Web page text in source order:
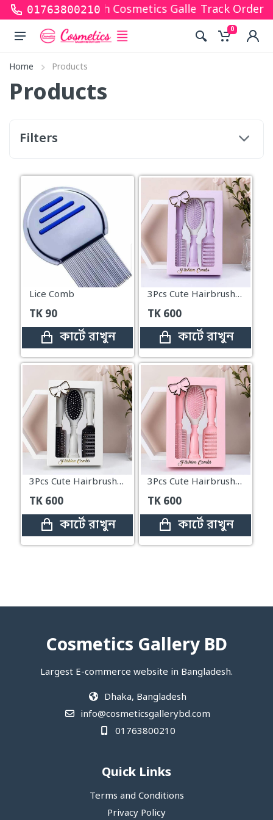
01763800210
for shopping with Cosmetics Gallery Bd. Hope
Track Order
0
Home Products
Products
Filters
Lice Comb
TK 90
কার্টে রাখুন
3Pcs Cute Hairbrush Cat Paw Long Handle – Lavender Purple
TK 600
কার্টে রাখুন
3Pcs Cute Hairbrush Cat Paw Long Handle – Black
TK 600
কার্টে রাখুন
3Pcs Cute Hairbrush Cat Paw Long Handle – Pink
TK 600
কার্টে রাখুন
Cosmetics Gallery BD
Largest E-commerce website in Bangladesh.
Dhaka, Bangladesh
info@cosmeticsgallerybd.com
01763800210
Quick Links
Terms and Conditions
Privacy Policy